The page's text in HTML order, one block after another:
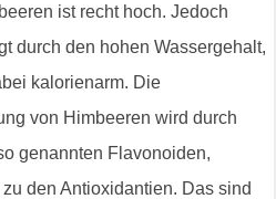
ist recht hoch. Jedoch
durch den hohen Wassergehalt,
kalorienarm. Die
von Himbeeren wird durch
genannten Flavonoiden,
den Antioxidantien. Das sind